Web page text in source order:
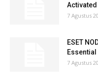
Activated
7 Agustus
ESET
7 Agustus